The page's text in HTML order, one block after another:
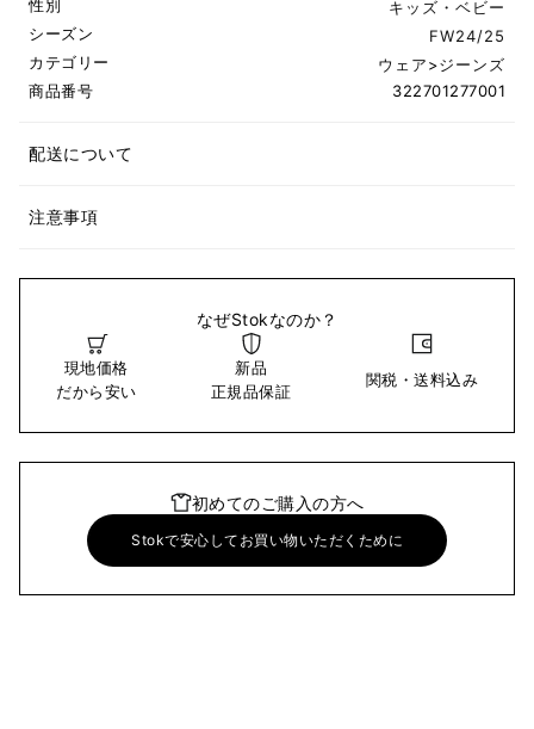
性別
キッズ・ベビー
シーズン
FW24/25
カテゴリー
ウェア>ジーンズ
商品番号
322701277001
配送について
注意事項
なぜStokなのか？
現地価格
だから安い
新品
正規品保証
関税・送料込み
初めてのご購入の方へ
Stokで安心してお買い物いただくために